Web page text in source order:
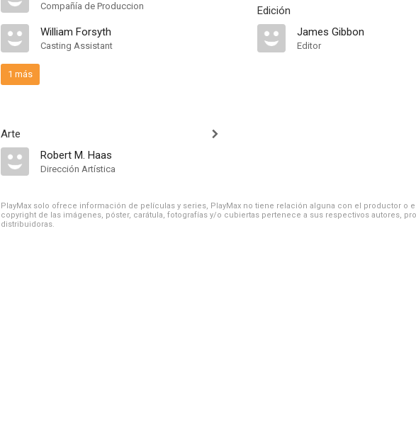
Compañía de Produccion
William Forsyth
Casting Assistant
1 más
Arte
Robert M. Haas
Dirección Artística
Edición
James Gibbon
Editor
PlayMax solo ofrece información de películas y series, PlayMax no tiene relación alguna con el productor o
copyright de las imágenes, póster, carátula, fotografías y/o cubiertas pertenece a sus respectivos autores,
distribuidoras.